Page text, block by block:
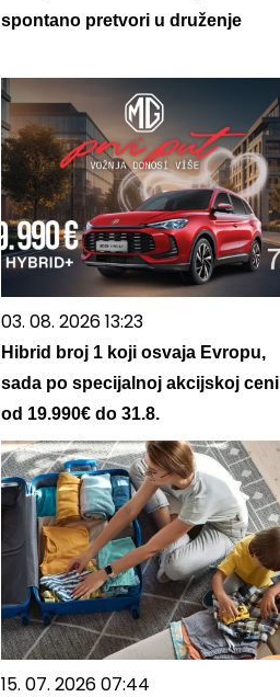
spontano pretvori u druženje
03. 08. 2026 13:23
Hibrid broj 1 koji osvaja Evropu,
sada po specijalnoj akcijskoj ceni
od 19.990€ do 31.8.
15. 07. 2026 07:44